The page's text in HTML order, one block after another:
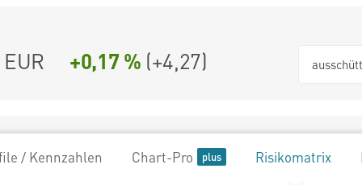
+0,17 % (+4,27)
/ Kennzahlen Chart-Pro Risikomatrix